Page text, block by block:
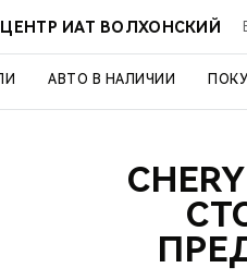
ЦЕНТР ИАТ ВОЛХОНСКИЙ
АВТО В НАЛИЧИИ